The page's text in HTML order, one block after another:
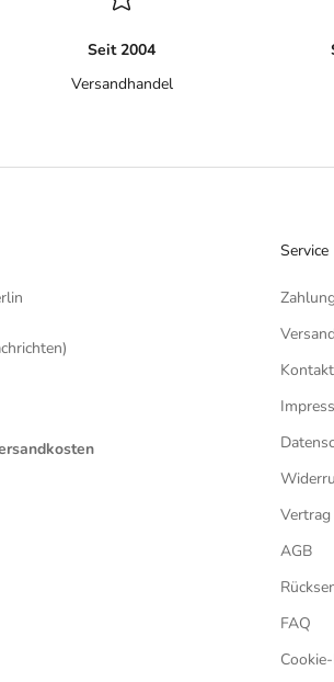
Seit 2004
Versandhandel
Service
Kontakt
AGB
FAQ